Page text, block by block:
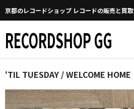
京都のレコードショップ レコードの販売と買取
RECORDSHOP GG
Home
マイページ
‘TIL TUESDAY / WELCOME HOME